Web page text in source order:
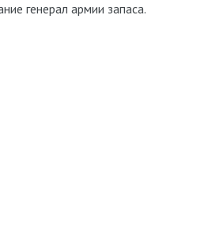
генерал армии запаса.